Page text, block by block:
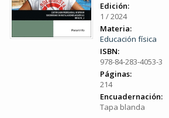
Edición:
1 / 2024
Materia:
Educación física
ISBN:
978-84-283-4053-3
Páginas:
214
Encuadernación:
Tapa blanda